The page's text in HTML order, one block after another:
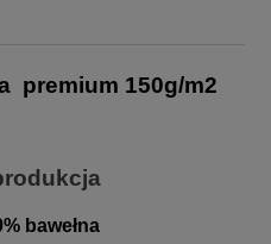
premium 150g/m2
bawełna